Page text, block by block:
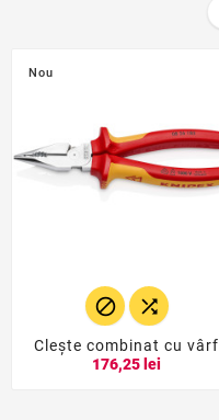
Nou
 
Cleşte combinat cu vârf
176,25 lei